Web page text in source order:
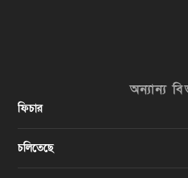
অন্যান্য
ফিচার
চলিতেছে